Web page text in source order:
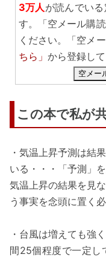
3万人 が読んでい
す。「空メール購
ください。「空メ
ちら」 から登録して
空メー
この本で私が
・気温上昇予測は結
いる・・・「予測」
気温上昇の結果を見
う事実を念頭に置く
・台風は増えても強
間25個程度で一定し